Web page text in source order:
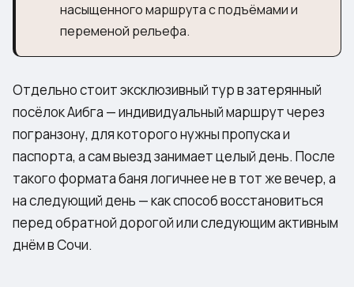
насыщенного маршрута с подъёмами и
переменой рельефа.
Отдельно стоит эксклюзивный тур взатерянный
посёлок Аибга — индивидуальный маршрут через
погранзону, для которого нужны пропуска и
паспорта, а сам выезд занимает целый день. После
такого формата баня логичнее не в тот же вечер, а
на следующий день — как способ восстановиться
перед обратной дорогой или следующим активным
днём в Сочи.